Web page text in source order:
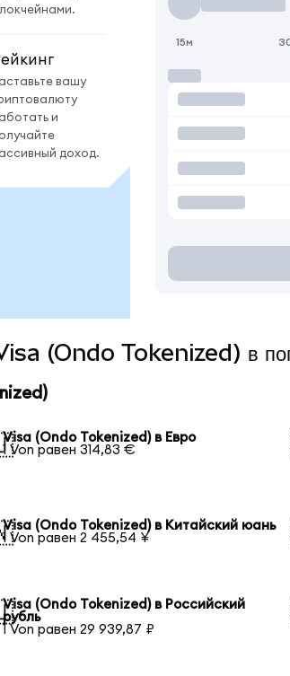
вашу
и
доход.
15м
Visa (Ondo Tokenized) в
Visa (Ondo Tokenized) в Евро
1 Von равен 314,83 €
Visa (Ondo Tokenized) в Китайский юань
1 Von равен 2 455,54 ¥
Visa (Ondo Tokenized) в Российский
рубль
1 Von равен 29 939,87 ₽